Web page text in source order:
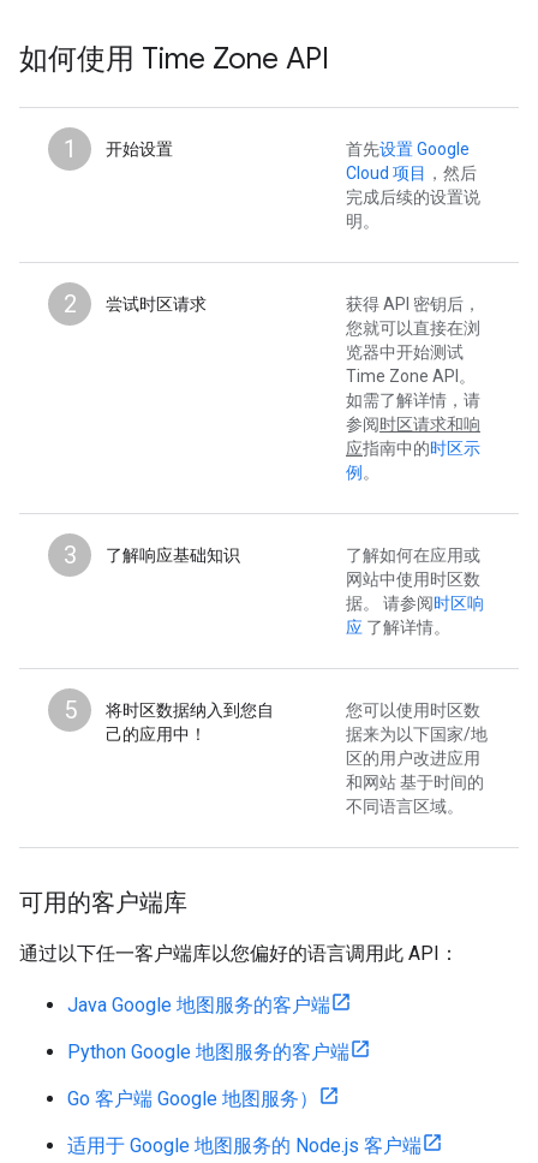
如何使用 Time Zone API
1 开始设置 首先设置 Google
Cloud 项目 ，然后
完成后续的设置说
明。
2 尝试时区请求
获得 API 密钥后，
您就可以直接在浏
览器中开始测试
Time Zone API。
如需了解详情，请
参阅时区请求和响
应指南中的时区示
例 。
3 了解响应基础知识
了解如何在应用或
网站中使用时区数
据。 请参阅时区响
应 了解详情。
5
将时区数据纳入到您自
己的应用中！
您可以使用时区数
据来为以下国家/地
区的用户改进应用
和网站 基于时间的
不同语言区域。
可用的客户端库
通过以下任一客户端库以您偏好的语言调用此 API：
Java Google 地图服务的客户端
Python Google 地图服务的客户端
Go 客户端 Google 地图服务）
适用于 Google 地图服务的 Node.js 客户端